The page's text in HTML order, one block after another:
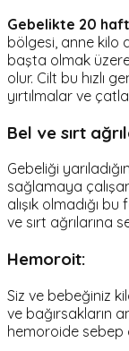
Gebelikte 20
bölgesi, anne kilo
başta olmak
olur. Cilt bu hızlı
yırtılmalar ve
Bel ve sırt
Gebeliği
sağlamaya
alışık olmadığı
ve sırt ağrılarına
Hemoroit:
Siz ve bebeğiniz
ve bağırsakların
hemoroide sebep